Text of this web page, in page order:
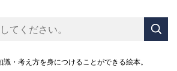
・考え方を身につけることができる絵本。